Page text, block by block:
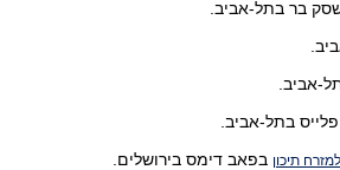
בר בתל-אביב.
אביב.
בתל-אביב.
תיכון בפאב דימס בירושלים.